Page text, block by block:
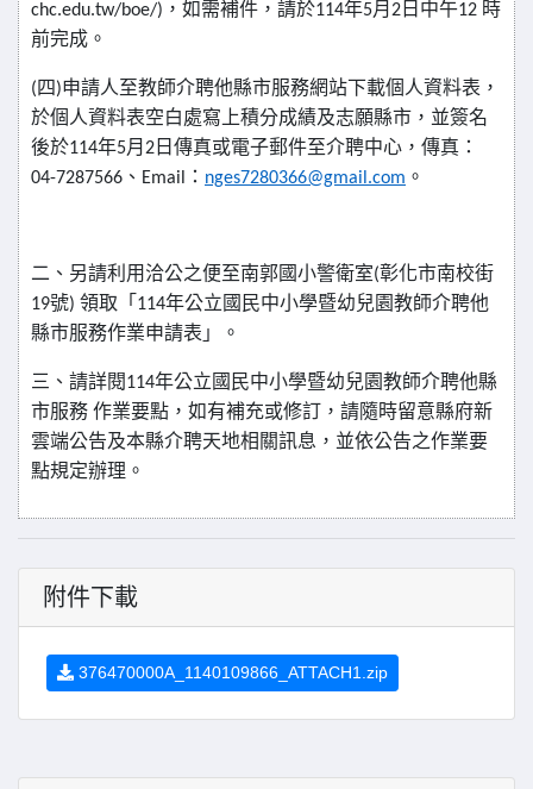
chc.edu.tw/boe/) ，如需補件，請於114年5月 2 日中午12 時
前完成。
(四)申請人至教師介聘他縣市服務網站下載個人資料表，
於個人資料表空白處寫上積分成績及志願縣市，並簽名
後於114年5月 2 日傳真或電子郵件至介聘中心，傳真：
04-7287566 、 Email ： nges7280366@gmail.com 。
二、另請利用洽公之便至南郭國小警衛室(彰化市南校街
19號) 領取「 114年公立國民中小學暨幼兒園教師介聘他
縣市服務作業申請表」。
三、請詳閱114年公立國民中小學暨幼兒園教師介聘他縣
市服務 作業要點，如有補充或修訂，請隨時留意縣府新
雲端公告及本縣介聘天地相關訊息，並依公告之作業要
點規定辦理。
附件下載
376470000A_1140109866_ATTACH1.zip